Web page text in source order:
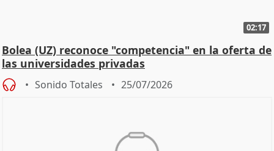
02:17
Bolea (UZ) reconoce "competencia" en la oferta de
las universidades privadas
Sonido Totales 25/07/2026